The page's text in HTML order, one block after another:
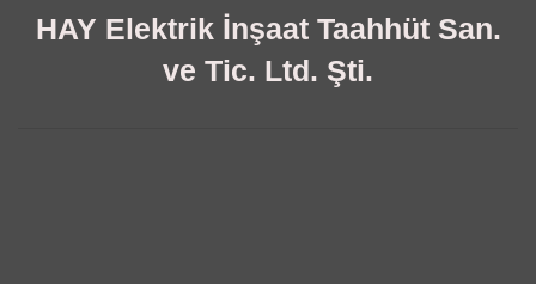
HAY Elektrik İnşaat Taahhüt San.
ve Tic. Ltd. Şti.